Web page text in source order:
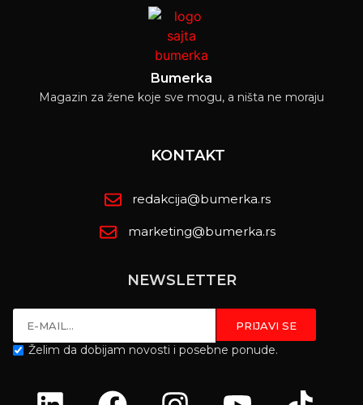
Bumerka
Magazin za žene koje sve mogu, a ništa ne moraju
KONTAKT
redakcija@bumerka.rs
marketing@bumerka.rs
NEWSLETTER
Želim da dobijam novosti i posebne ponude.